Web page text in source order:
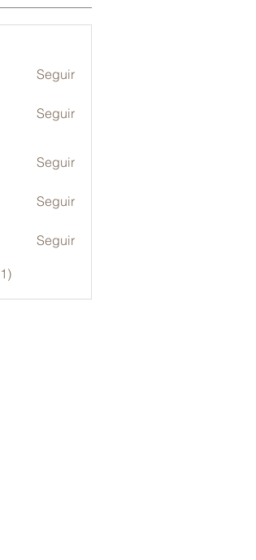
Seguir
Seguir
Seguir
Seguir
Seguir